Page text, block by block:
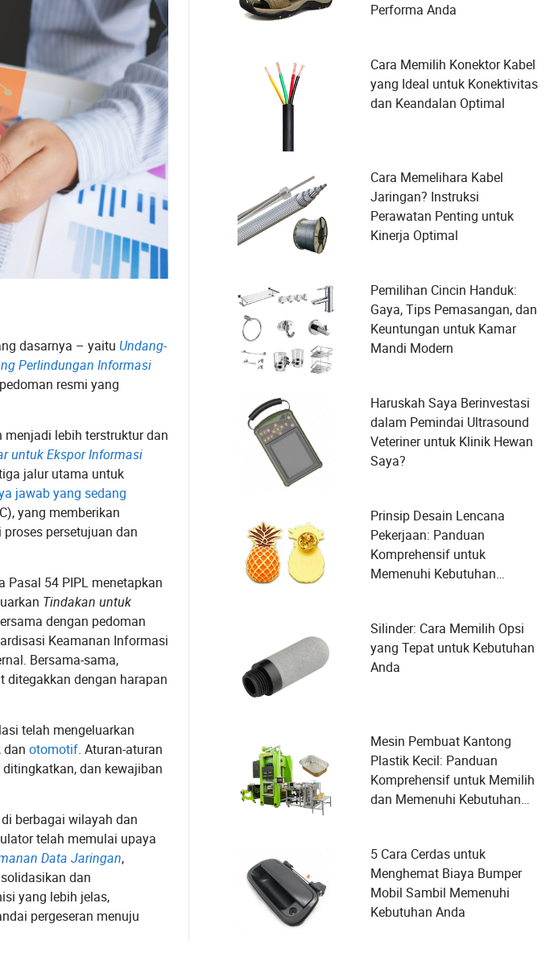
dasarnya – yaitu Undang-
Perlindungan Informasi
resmi yang
lebih terstruktur dan
untuk Ekspor Informasi
jalur utama untuk
jawab yang sedang
yang memberikan
persetujuan dan
Pasal 54 PIPL menetapkan
Tindakan untuk
dengan pedoman
Keamanan Informasi
Bersama-sama,
ditegakkan dengan harapan
telah mengeluarkan
, dan otomotif. Aturan-aturan
dan kewajiban
berbagai wilayah dan
telah memulai upaya
Data Jaringan,
dan
yang lebih jelas,
pergeseran menuju
Performa Anda
Cara Memilih Konektor Kabel
yang Ideal untuk Konektivitas
dan Keandalan Optimal
Cara Memelihara Kabel
Jaringan? Instruksi
Perawatan Penting untuk
Kinerja Optimal
Pemilihan Cincin Handuk:
Gaya, Tips Pemasangan, dan
Keuntungan untuk Kamar
Mandi Modern
Haruskah Saya Berinvestasi
dalam Pemindai Ultrasound
Veteriner untuk Klinik Hewan
Saya?
Prinsip Desain Lencana
Pekerjaan: Panduan
Komprehensif untuk
Memenuhi Kebutuhan
Silinder: Cara Memilih Opsi
yang Tepat untuk Kebutuhan
Anda
Mesin Pembuat Kantong
Plastik Kecil: Panduan
Komprehensif untuk Memilih
dan Memenuhi Kebutuhan
5 Cara Cerdas untuk
Menghemat Biaya Bumper
Mobil Sambil Memenuhi
Kebutuhan Anda